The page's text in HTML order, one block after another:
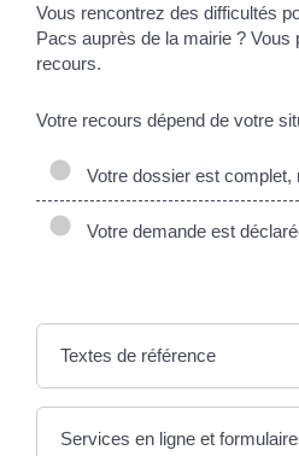
Vous rencontrez des difficultés
Pacs auprès de la mairie ? Vous
recours.
Votre recours dépend de votre
Votre dossier est
Votre demande est
Textes de référence
Services en ligne et